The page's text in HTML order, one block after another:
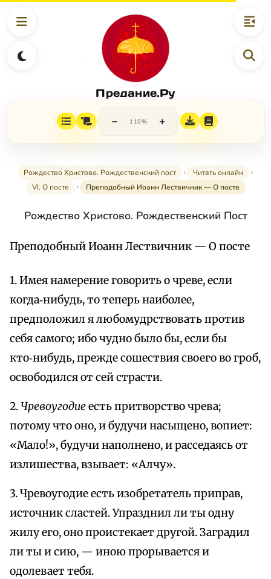
Предание.Ру
− 110% +
Рождество Христово. Рождественский пост
Читать онлайн
VI. О посте
Преподобный Иоанн Лествичник — О посте
Рождество Христово. Рождественский Пост
Преподобный Иоанн Лествичник — О посте
1. Имея намерение говорить о чреве, если
когда‑нибудь, то теперь наиболее,
предположил я любомудрствовать против
себя самого; ибо чудно было бы, если бы
кто‑нибудь, прежде сошествия своего во гроб,
освободился от сей страсти.
2. Чревоугодиеесть притворство чрева;
потому что оно, и будучи насыщено, вопиет:
«Мало!», будучи наполнено, и расседаясь от
излишества, взывает: «Алчу».
3. Чревоугодие есть изобретатель приправ,
источник сластей. Упразднил ли ты одну
жилу его, оно проистекает другой. Заградил
ли ты и сию, — иною прорывается и
одолевает тебя.